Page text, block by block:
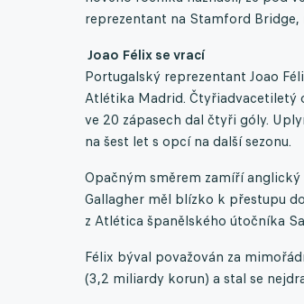
reprezentant na Stamford Bridge,
Joao Félix se vrací
Portugalský reprezentant Joao
Atlétika Madrid. Čtyřiadvacetiletý
ve 20 zápasech dal čtyři góly.
na šest let s opcí na další sezonu.
Opačným směrem zamíří
Gallagher měl blízko k přestupu
z Atlética španělského útočníka
Félix býval považován za
(3,2 miliardy korun) a stal se